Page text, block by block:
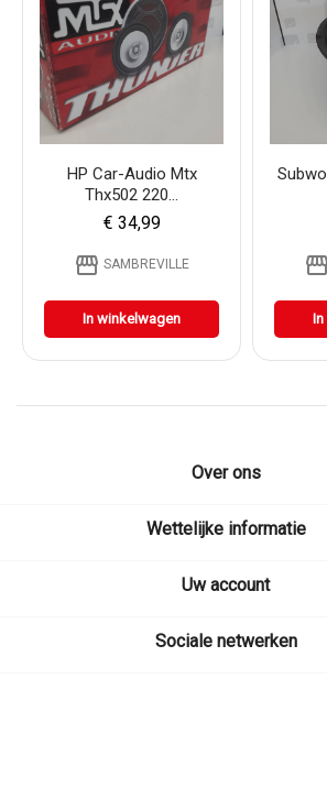
HP Car-Audio Mtx
Thx502 220...
€ 34,99
storefront SAMBREVILLE
In winkelwagen
storefront
Over ons
Wettelijke informatie
Uw account
Sociale netwerken